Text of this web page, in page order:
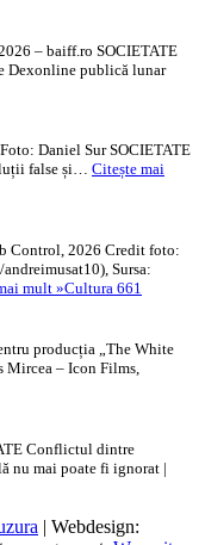
– baiff.ro SOCIETATE
Dexonline publică lunar
Daniel Sur SOCIETATE
false și… Citește mai
Control, 2026 Credit foto:
Sursa:
mult »Cultura 661
producția „The White
Mircea – Icon Films,
Conflictul dintre
nu mai poate fi ignorat |
| Webdesign: